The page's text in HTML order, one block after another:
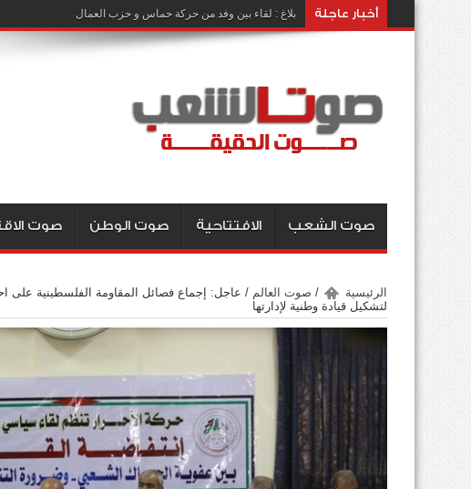
أخبار عاجلة بلاغ : لقاء بين وفد من حركة حماس و حزب العمال
صوت الشعب الافتتاحية صوت الوطن صوت
الرئيسية / صوت العالم / عاجل: إجماع فصائل المقاومة الفلسطينية على
لتشكيل قيادة وطنية لإدارتها